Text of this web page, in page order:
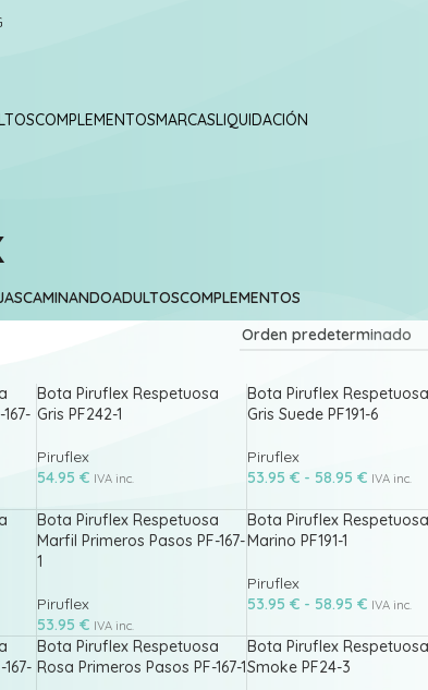
COMPLEMENTOSMARCASLIQUIDACIÓN
CAMINANDOADULTOSCOMPLEMENTOS
Bota Piruflex Respetuosa
Gris PF242-1
Piruflex
54.95 € IVA inc.
Bota Piruflex Respetuosa
Gris Suede PF191-6
Piruflex
53.95 € - 58.95 € IVA inc.
Bota Piruflex Respetuosa
Marfil Primeros Pasos PF-167-
1
Piruflex
53.95 € IVA inc.
Bota Piruflex Respetuosa
Marino PF191-1
Piruflex
53.95 € - 58.95 € IVA inc.
Bota Piruflex Respetuosa
Rosa Primeros Pasos PF-167-1
Bota Piruflex Respetuosa
Smoke PF24-3